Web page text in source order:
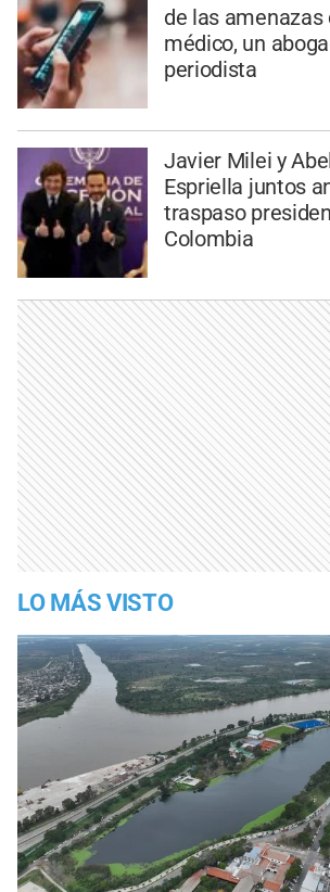
de las amenazas
médico, un
periodista
Javier Milei y
Espriella juntos
traspaso
Colombia
LO MÁS VISTO